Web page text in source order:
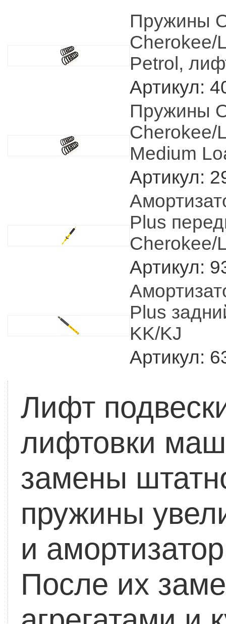
Пружины
Cherokee/
Petrol,
Артикул:
Пружины
Cherokee/
Medium
Артикул:
Plus
Cherokee/
Артикул:
Plus
KK/KJ
Артикул:
Лифт
лифтовки
замены
пружины
и
После их